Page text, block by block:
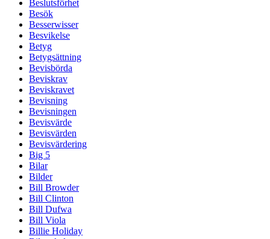
Beslutsförhet
Besök
Besserwisser
Besvikelse
Betyg
Betygsättning
Bevisbörda
Beviskrav
Beviskravet
Bevisning
Bevisningen
Bevisvärde
Bevisvärden
Bevisvärdering
Big 5
Bilar
Bilder
Bill Browder
Bill Clinton
Bill Dufwa
Bill Viola
Billie Holiday